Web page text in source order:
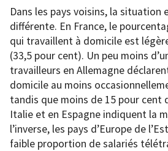
Dans les pays voisins, la situation
différente. En France, le
qui travaillent à domicile est
(33,5 pour cent). Un peu moins
travailleurs en Allemagne
domicile au moins
tandis que moins de 15 pour cent
Italie et en Espagne indiquent la
l’inverse, les pays d’Europe de
faible proportion de salariés